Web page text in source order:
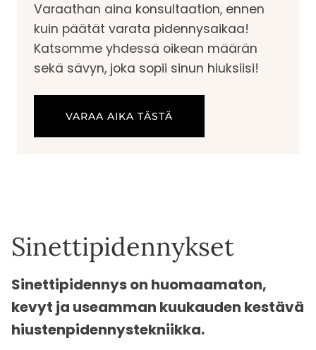
Varaathan aina konsultaation, ennen
kuin päätät varata pidennysaikaa!
Katsomme yhdessä oikean määrän
sekä sävyn, joka sopii sinun hiuksiisi!
VARAA AIKA TÄSTÄ
Sinetti­pidennykset
Sinettipidennys on huomaamaton,
kevyt ja useamman kuukauden kestävä
hiustenpidennystekniikka.